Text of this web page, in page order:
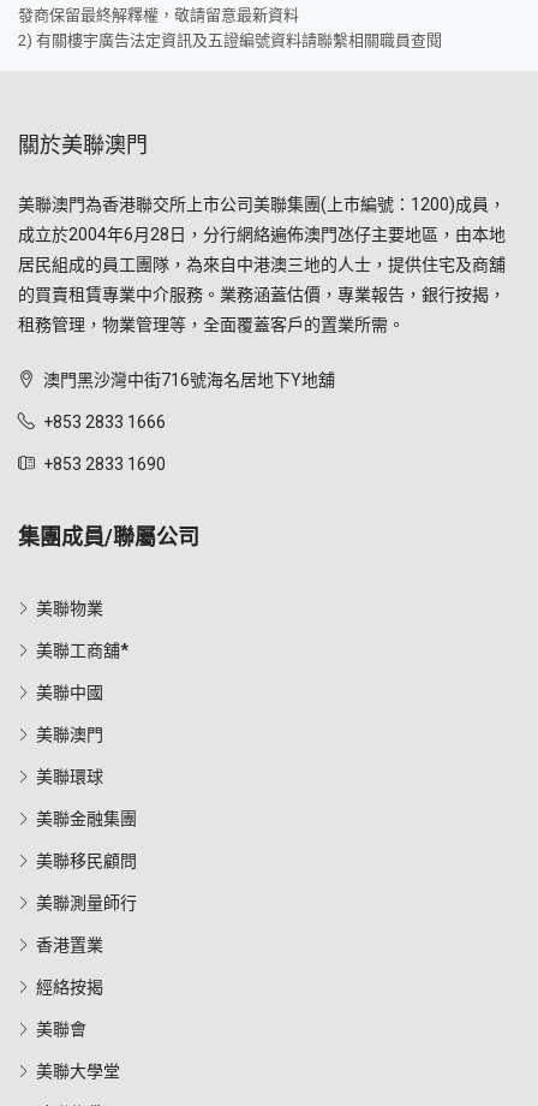
發商保留最終解釋權，敬請留意最新資料
2) 有關樓宇廣告法定資訊及五證編號資料請聯繫相關職員查閱
關於美聯澳門
美聯澳門為香港聯交所上市公司美聯集團(上市編號：1200)成員，
成立於2004年6月28日，分行網絡遍佈澳門氹仔主要地區，由本地
居民組成的員工團隊，為來自中港澳三地的人士，提供住宅及商舖
的買賣租賃專業中介服務。業務涵蓋估價，專業報告，銀行按揭，
租務管理，物業管理等，全面覆蓋客戶的置業所需。
澳門黑沙灣中街716號海名居地下Y地舖
+853 2833 1666
+853 2833 1690
集團成員/聯屬公司
美聯物業
美聯工商舖*
美聯中國
美聯澳門
美聯環球
美聯金融集團
美聯移民顧問
美聯測量師行
香港置業
經絡按揭
美聯會
美聯大學堂